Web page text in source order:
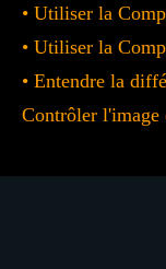
• Utiliser la
• Utiliser la
• Entendre la
Contrôler l'image